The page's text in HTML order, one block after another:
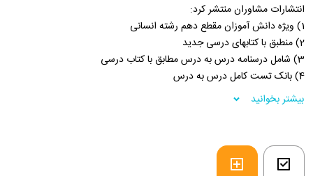
انتشارات مشاوران منتشر کرد:
1) ویژه دانش آموزان مقطع دهم رشته انسانی
2) منطبق با کتابهای درسی جدید
3) شامل درسنامه درس به درس مطابق با کتاب درسی
4) بانک تست کامل درس به درس
5) پرسشهای متنوع تشریحی برای هر درس
6) ارائه آزمونهای تشریحی برای جمع بندی
8) به همراه پاسخنامه تشریحی کلیه سوالات
فروشگاه اینترنتی 30بوک
بیشتر بخوانید